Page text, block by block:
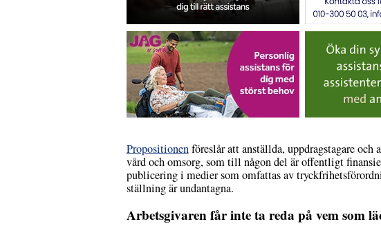
Propositionenföreslår att anställda, uppdragstagare och
vård och omsorg, som till någon del är offentligt
publicering i medier som omfattas av
ställning är undantagna.
Arbetsgivaren får inte ta reda på vem som